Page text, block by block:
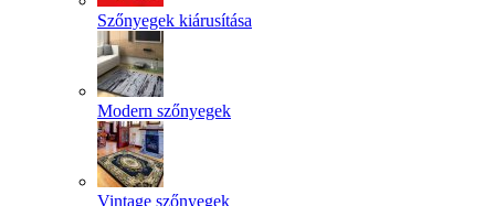
Szőnyegek kiárusítása
Modern szőnyegek
Vintage szőnyegek